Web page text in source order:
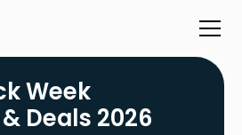
Week
Deals 2026